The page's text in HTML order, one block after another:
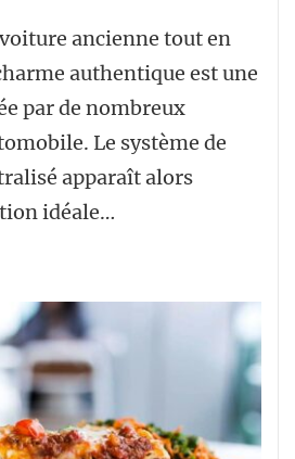
ancienne tout en
authentique est une
par de nombreux
Le système de
apparaît alors
idéale…